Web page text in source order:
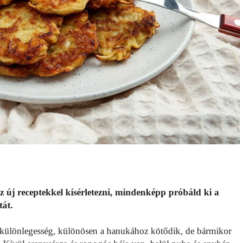
új receptekkel kísérletezni, mindenképp próbáld ki a
különösen a hanukához kötődik, de bármikor